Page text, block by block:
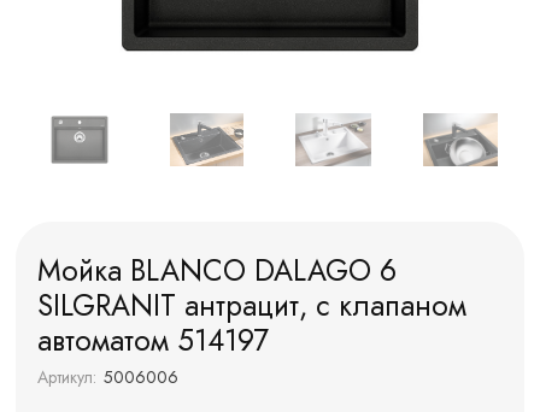
Мойка BLANCO DALAGO 6
SILGRANIT антрацит, с клапаном
автоматом 514197
Артикул: 5006006